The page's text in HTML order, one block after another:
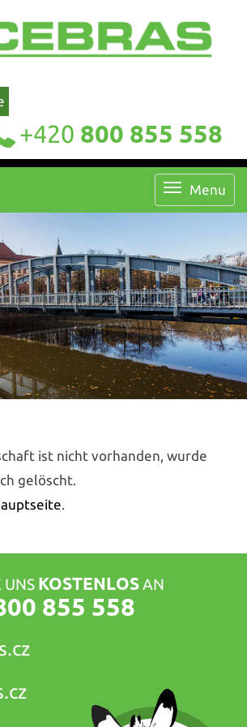
+420 800 855 558
Menu
ist nicht vorhanden, wurde
gelöscht.
.
UNS KOSTENLOSAN
855 558